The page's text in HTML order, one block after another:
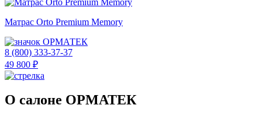
Матрас Orto Premium Memory
ОРМАТЕК
8 (800) 333-37-37
49 800 ₽
О салоне ОРМАТЕК